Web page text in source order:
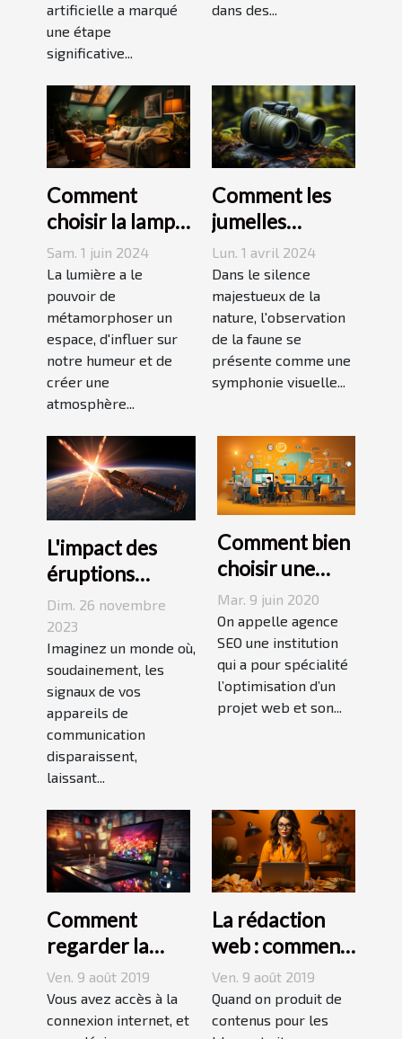
artificielle a marqué
une étape
significative...
mobiles qui
dans la magie et
les légendes
locales
dans des...
Comment
choisir la lampe
de projection
idéale pour
créer une
ambiance
unique chez
vous
Sam. 1 juin 2024
La lumière a le
pouvoir de
métamorphoser un
espace, d'influer sur
notre humeur et de
créer une
atmosphère...
Comment les
jumelles
puissantes
transforment
l'observation
de la faune
Lun. 1 avril 2024
Dans le silence
majestueux de la
nature, l'observation
de la faune se
présente comme une
symphonie visuelle...
L'impact des
éruptions
solaires sur les
communications
terrestres
Dim. 26 novembre
2023
Imaginez un monde où,
soudainement, les
signaux de vos
appareils de
communication
disparaissent,
laissant...
Comment bien
choisir une
agence SEO ?
Mar. 9 juin 2020
On appelle agence
SEO une institution
qui a pour spécialité
l’optimisation d’un
projet web et son...
Comment
regarder la
télévision
gratuitement
en streaming ?
Ven. 9 août 2019
Vous avez accès à la
connexion internet, et
La rédaction
web : comment
répondre aux
aspirations des
internautes ?
Ven. 9 août 2019
Quand on produit de
contenus pour les